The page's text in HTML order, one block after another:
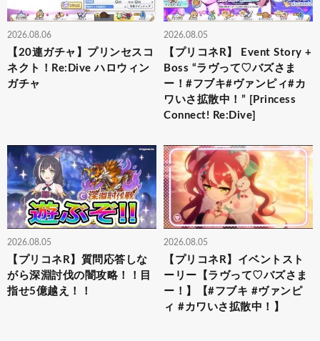
2026.08.06
【20連ガチャ】プリンセスコ
ネクト！Re:Dive ハロウィン
ガチャ
2026.08.05
【プリコネR】 Event Story +
Boss “ラヴって♡バズさま
ー！#フブキ#ヴァンピィ#カ
ワいさ拡散中！” [Princess
Connect! Re:Dive]
2026.08.05
【プリコネR】質問応答しな
がら深淵討伐の闇攻略！！目
指せ5億越え！！
2026.08.05
【プリコネR】イベントスト
ーリー【ラヴって♡バズさま
ー！】【#フブキ #ヴァンピ
ィ #カワいさ拡散中！】